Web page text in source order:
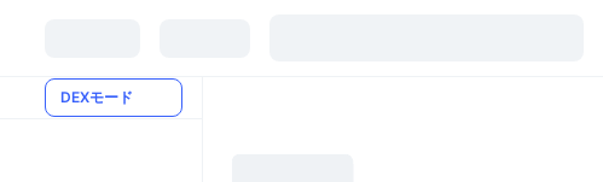
DEXモード